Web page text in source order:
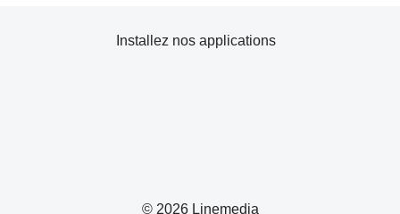
© 2026 Linemedia
Installez nos applications